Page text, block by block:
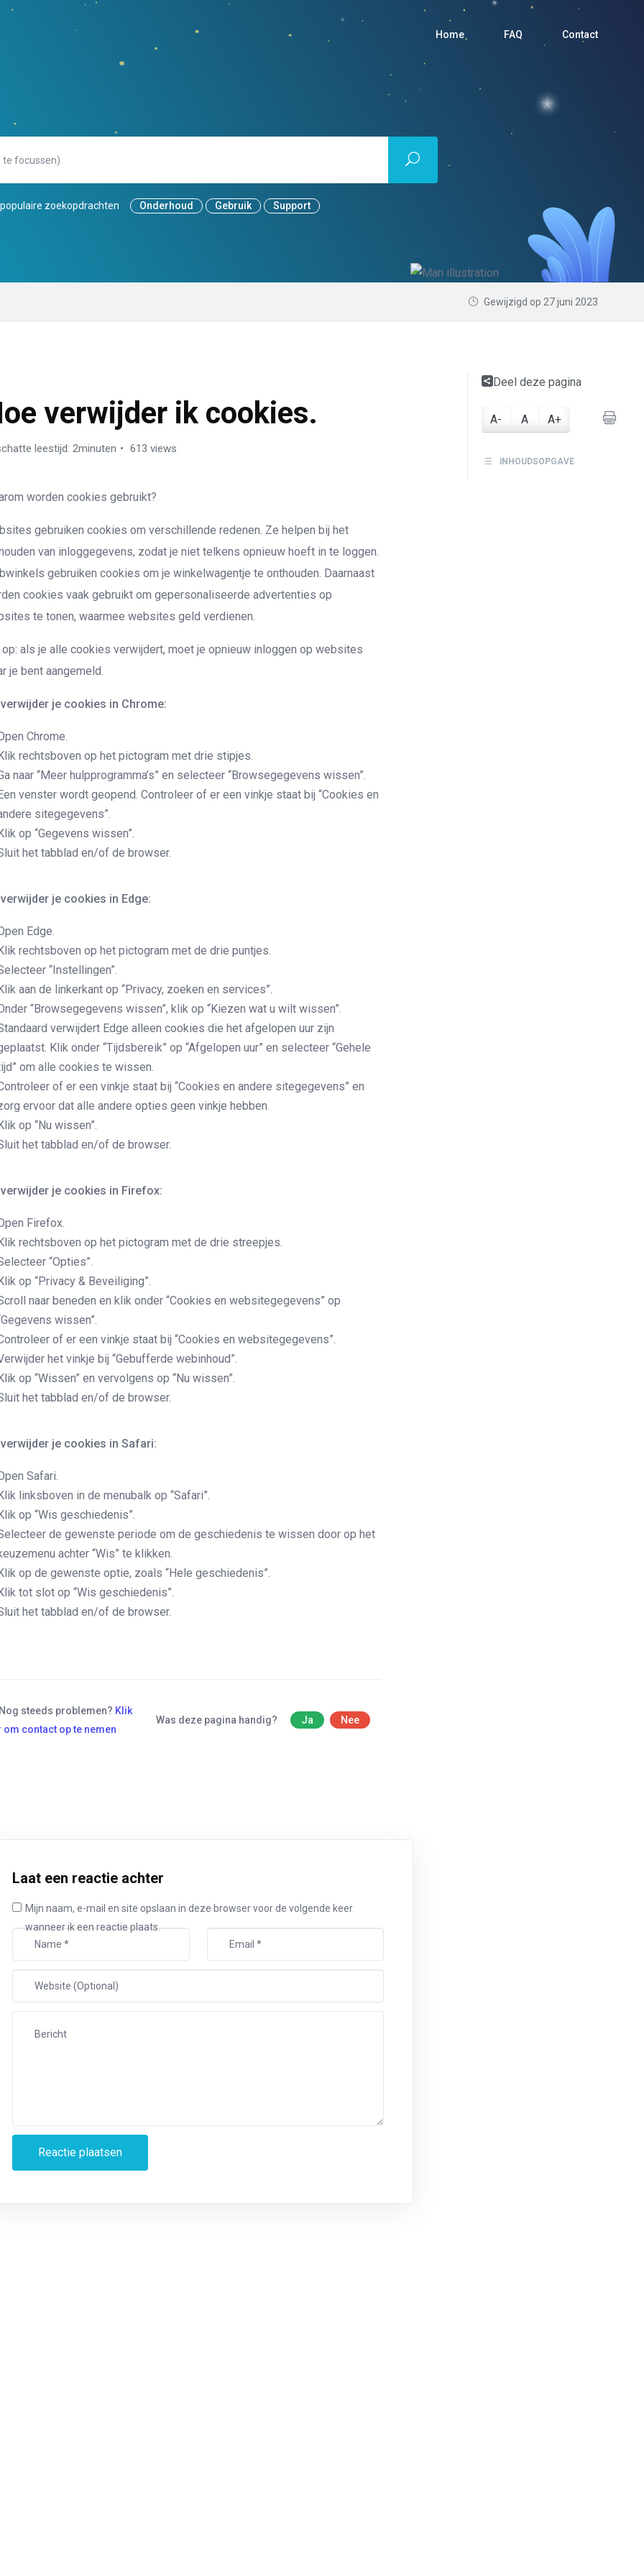
Home FAQ Contact
populaire zoekopdrachten Onderhoud Gebruik Support
Gewijzigd op 27 juni 2023
verwijder ik cookies.
leestijd: 2minuten 613 views
worden cookies gebruikt?
gebruiken cookies om verschillende redenen. Ze helpen bij het
van inloggegevens, zodat je niet telkens opnieuw hoeft in te loggen.
gebruiken cookies om je winkelwagentje te onthouden. Daarnaast
cookies vaak gebruikt om gepersonaliseerde advertenties op
te tonen, waarmee websites geld verdienen.
als je alle cookies verwijdert, moet je opnieuw inloggen op websites
je bent aangemeld.
je cookies in Chrome:
Chrome.
rechtsboven op het pictogram met drie stipjes.
naar “Meer hulpprogramma’s” en selecteer “Browsegegevens wissen”.
venster wordt geopend. Controleer of er een vinkje staat bij “Cookies en
sitegegevens”.
op “Gegevens wissen”.
het tabblad en/of de browser.
je cookies in Edge:
Edge.
rechtsboven op het pictogram met de drie puntjes.
“Instellingen”.
aan de linkerkant op “Privacy, zoeken en services”.
“Browsegegevens wissen”, klik op “Kiezen wat u wilt wissen”.
verwijdert Edge alleen cookies die het afgelopen uur zijn
Klik onder “Tijdsbereik” op “Afgelopen uur” en selecteer “Gehele
om alle cookies te wissen.
of er een vinkje staat bij “Cookies en andere sitegegevens” en
ervoor dat alle andere opties geen vinkje hebben.
op “Nu wissen”.
het tabblad en/of de browser.
je cookies in Firefox:
Firefox.
rechtsboven op het pictogram met de drie streepjes.
“Opties”.
op “Privacy & Beveiliging”.
naar beneden en klik onder “Cookies en websitegegevens” op
wissen”.
of er een vinkje staat bij “Cookies en websitegegevens”.
het vinkje bij “Gebufferde webinhoud”.
op “Wissen” en vervolgens op “Nu wissen”.
het tabblad en/of de browser.
je cookies in Safari:
Safari.
linksboven in de menubalk op “Safari”.
op “Wis geschiedenis”.
de gewenste periode om de geschiedenis te wissen door op het
achter “Wis” te klikken.
op de gewenste optie, zoals “Hele geschiedenis”.
tot slot op “Wis geschiedenis”.
het tabblad en/of de browser.
steeds problemen? Klik
om contact op te nemen
Was deze pagina handig? Ja Nee
Laat een reactie achter
Mijn naam, e-mail en site opslaan in deze browser voor de volgende keer
wanneer ik een reactie plaats.
Deel deze pagina
A- A A+
INHOUDSOPGAVE